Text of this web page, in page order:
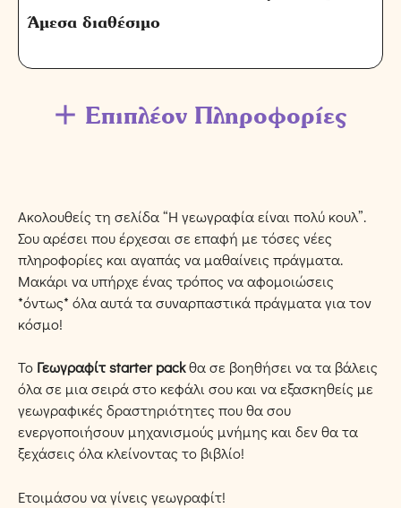
Άμεσα διαθέσιμο
Επιπλέον Πληροφορίες
Ακολουθείς τη σελίδα “Η γεωγραφία είναι πολύ κουλ”.
Σου αρέσει που έρχεσαι σε επαφή με τόσες νέες
πληροφορίες και αγαπάς να μαθαίνεις πράγματα.
Μακάρι να υπήρχε ένας τρόπος να αφομοιώσεις
*όντως* όλα αυτά τα συναρπαστικά πράγματα για τον
κόσμο!
Το Γεωγραφίτ starter packθα σε βοηθήσει να τα βάλεις
όλα σε μια σειρά στο κεφάλι σου και να εξασκηθείς με
γεωγραφικές δραστηριότητες που θα σου
ενεργοποιήσουν μηχανισμούς μνήμης και δεν θα τα
ξεχάσεις όλα κλείνοντας το βιβλίο!
Ετοιμάσου να γίνεις γεωγραφίτ!